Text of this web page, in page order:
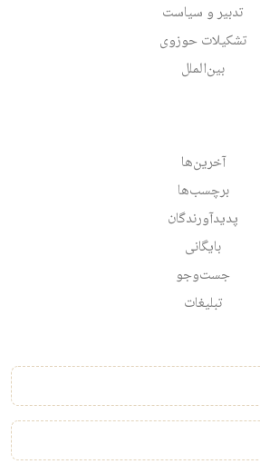
تدبیر و سیاست
تشکیلات حوزوی
بین‌الملل
آخرین‌ها
برچسب‌ها
پدیدآورندگان
بایگانی
جست‌وجو
تبلیغات